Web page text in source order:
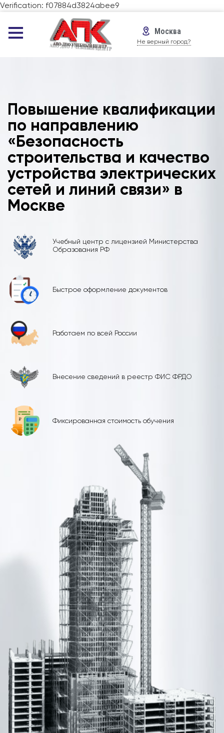
Verification: f07884d3824abee9
Москва
Не верный город?
Повышение квалификации
по направлению
«Безопасность
строительства и качество
устройства электрических
сетей и линий связи» в
Москве
Учебный центр с лицензией Министерства
Образования РФ
Быстрое оформление документов
Работаем по всей России
Внесение сведений в реестр ФИС ФРДО
Фиксированная стоимость обучения